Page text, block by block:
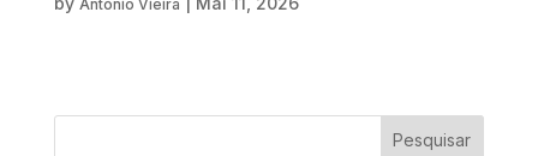
António Vieira
Pesquisar